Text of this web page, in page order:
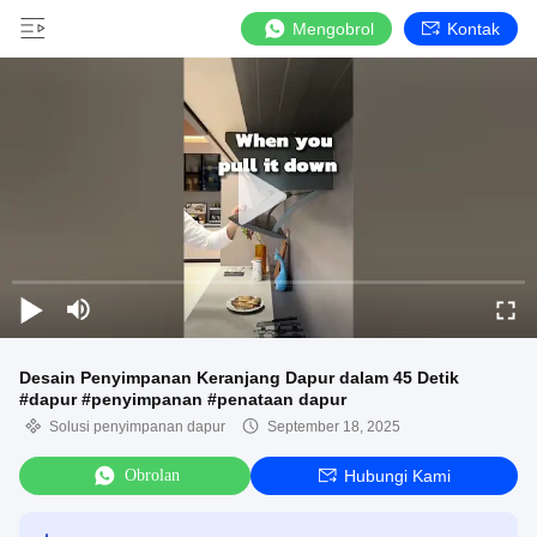
Mengobrol Kontak
Desain Penyimpanan Keranjang Dapur dalam 45 Detik
#dapur #penyimpanan #penataan dapur
Solusi penyimpanan dapur September 18, 2025
Obrolan Hubungi Kami